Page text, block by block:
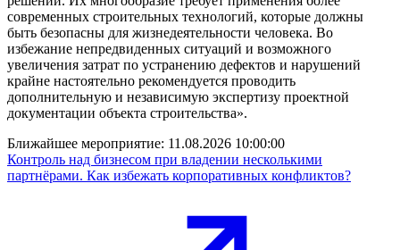
современных строительных технологий, которые должны
быть безопасны для жизнедеятельности человека. Во
избежание непредвиденных ситуаций и возможного
увеличения затрат по устранению дефектов и нарушений
крайне настоятельно рекомендуется проводить
дополнительную и независимую экспертизу проектной
документации объекта строительства».
Ближайшее мероприятие: 11.08.2026 10:00:00
Контроль над бизнесом при владении несколькими
партнёрами. Как избежать корпоративных конфликтов?